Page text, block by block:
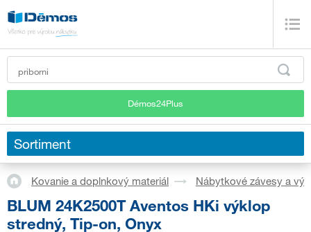
Démos24Plus
Sortiment
Kovanie a doplnkový materiál Nábytkové závesy a
BLUM 24K2500T Aventos HKi výklop
stredný, Tip-on, Onyx